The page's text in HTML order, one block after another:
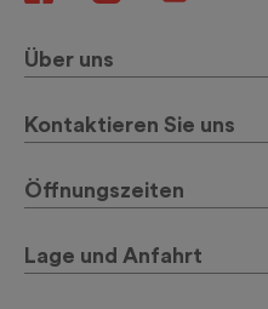
Über uns
Kontaktieren Sie uns
Öffnungszeiten
Lage und Anfahrt